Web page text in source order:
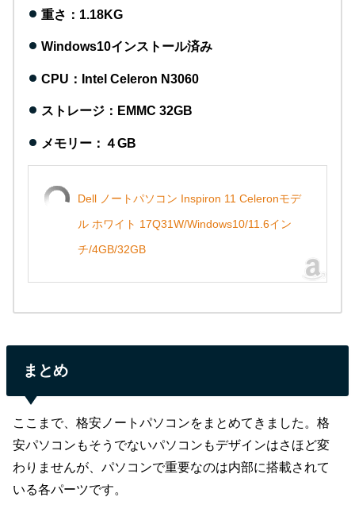
重さ：1.18KG
Windows10インストール済み
CPU：Intel Celeron N3060
ストレージ：EMMC 32GB
メモリー：４GB
Dell ノートパソコン Inspiron 11 Celeronモデ
ル ホワイト 17Q31W/Windows10/11.6イン
チ/4GB/32GB
まとめ
ここまで、格安ノートパソコンをまとめてきました。格
安パソコンもそうでないパソコンもデザインはさほど変
わりませんが、パソコンで重要なのは内部に搭載されて
いる各パーツです。